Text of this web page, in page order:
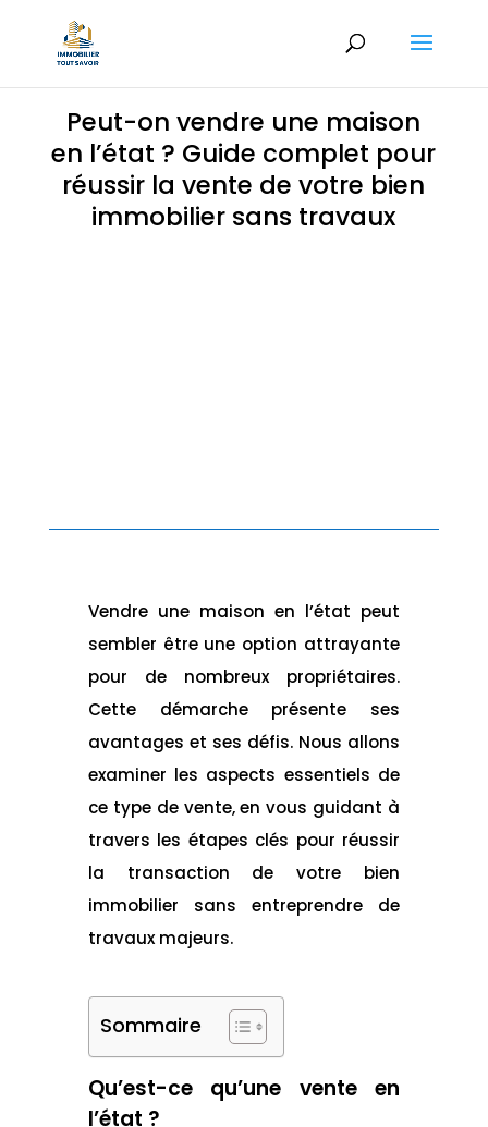
Peut-on vendre une maison
en l’état ? Guide complet pour
réussir la vente de votre bien
immobilier sans travaux
Vendre une maison en l’état peut
sembler être une option attrayante
pour de nombreux propriétaires.
Cette démarche présente ses
avantages et ses défis. Nous allons
examiner les aspects essentiels de
ce type de vente, en vous guidant à
travers les étapes clés pour réussir
la transaction de votre bien
immobilier sans entreprendre de
travaux majeurs.
Sommaire
Qu’est-ce qu’une vente en
l’état ?